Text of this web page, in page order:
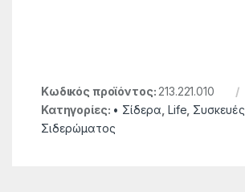
Κωδικός προϊόντος: 213.221.010
Κατηγορίες: • Σίδερα Life Συσκευές
Σιδερώματος